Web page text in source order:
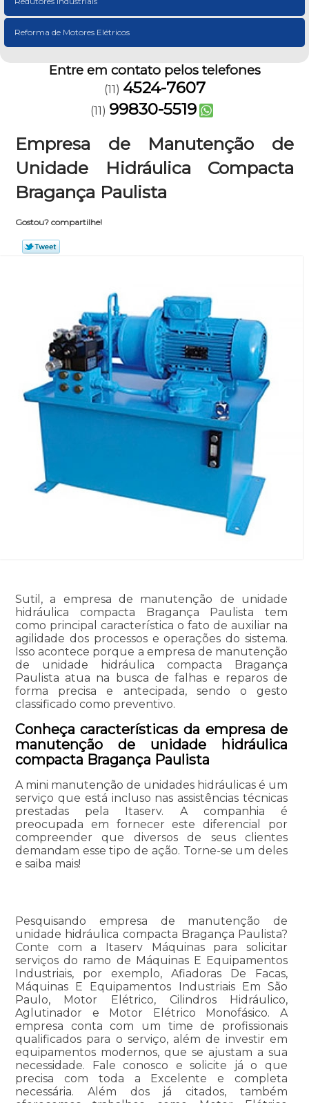
Reforma de Motores Elétricos
Entre em contato pelos telefones
(11) 4524-7607
(11) 99830-5519
Empresa de Manutenção de
Unidade Hidráulica Compacta
Bragança Paulista
Gostou? compartilhe!
Sutil, a empresa de manutenção de unidade
hidráulica compacta Bragança Paulista tem
como principal característica o fato de auxiliar na
agilidade dos processos e operações do sistema.
Isso acontece porque a empresa de manutenção
de unidade hidráulica compacta Bragança
Paulista atua na busca de falhas e reparos de
forma precisa e antecipada, sendo o gesto
classificado como preventivo.
Conheça características da empresa de
manutenção de unidade hidráulica
compacta Bragança Paulista
A mini manutenção de unidades hidráulicas é um
serviço que está incluso nas assistências técnicas
prestadas pela Itaserv. A companhia é
preocupada em fornecer este diferencial por
compreender que diversos de seus clientes
demandam esse tipo de ação. Torne-se um deles
e saiba mais!
Pesquisando empresa de manutenção de
unidade hidráulica compacta Bragança Paulista?
Conte com a Itaserv Máquinas para solicitar
serviços do ramo de Máquinas E Equipamentos
Industriais, por exemplo, Afiadoras De Facas,
Máquinas E Equipamentos Industriais Em São
Paulo, Motor Elétrico, Cilindros Hidráulico,
Aglutinador e Motor Elétrico Monofásico. A
empresa conta com um time de profissionais
qualificados para o serviço, além de investir em
equipamentos modernos, que se ajustam a sua
necessidade. Fale conosco e solicite já o que
precisa com toda a Excelente e completa
necessária. Além dos já citados, também